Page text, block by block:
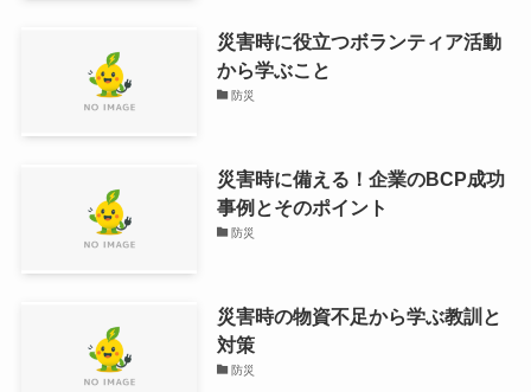
災害時に役立つボランティア活動
から学ぶこと
防災
災害時に備える！企業のBCP成功
事例とそのポイント
防災
災害時の物資不足から学ぶ教訓と
対策
防災